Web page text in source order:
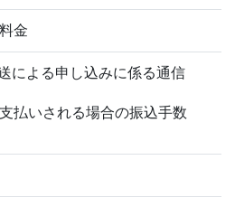
金
による申し込みに係る通信
払いされる場合の振込手数